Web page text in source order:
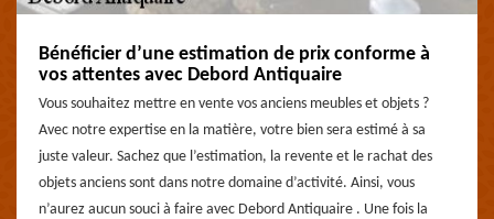
Bénéficier d’une estimation de prix conforme à
vos attentes avec Debord Antiquaire
Vous souhaitez mettre en vente vos anciens meubles et objets ?
Avec notre expertise en la matière, votre bien sera estimé à sa
juste valeur. Sachez que l’estimation, la revente et le rachat des
objets anciens sont dans notre domaine d’activité. Ainsi, vous
n’aurez aucun souci à faire avec Debord Antiquaire . Une fois la